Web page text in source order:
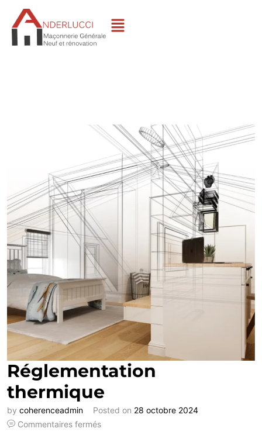
Réglementation
thermique
by coherenceadmin Posted on 28 octobre 2024
Commentaires fermés